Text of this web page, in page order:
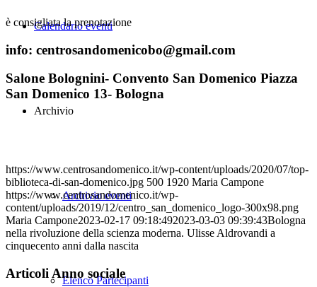
Calendario eventi
Archivio
Archivio eventi
Elenco Partecipanti
è consigliata la prenotazione
info: centrosandomenicobo@gmail.com
Salone Bolognini- Convento San Domenico Piazza
San Domenico 13- Bologna
https://www.centrosandomenico.it/wp-content/uploads/2020/07/top-
biblioteca-di-san-domenico.jpg 500 1920 Maria Campone
https://www.centrosandomenico.it/wp-
content/uploads/2019/12/centro_san_domenico_logo-300x98.png
Maria Campone2023-02-17 09:18:492023-03-03 09:39:43Bologna
nella rivoluzione della scienza moderna. Ulisse Aldrovandi a
cinquecento anni dalla nascita
Articoli Anno sociale